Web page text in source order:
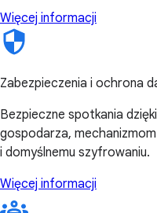
Więcej informacji
Zabezpieczenia i ochrona
Bezpieczne spotkania
gospodarza,
i domyślnemu szyfrowaniu.
Więcej informacji